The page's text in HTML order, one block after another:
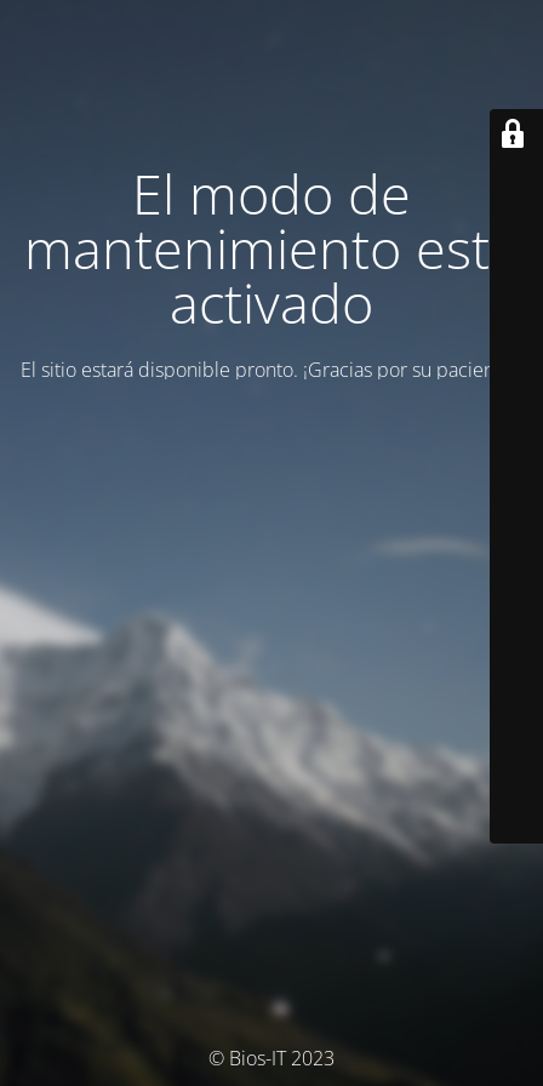
El modo de
mantenimiento está
activado
El sitio estará disponible pronto. ¡Gracias por su paciencia!
© Bios-IT 2023